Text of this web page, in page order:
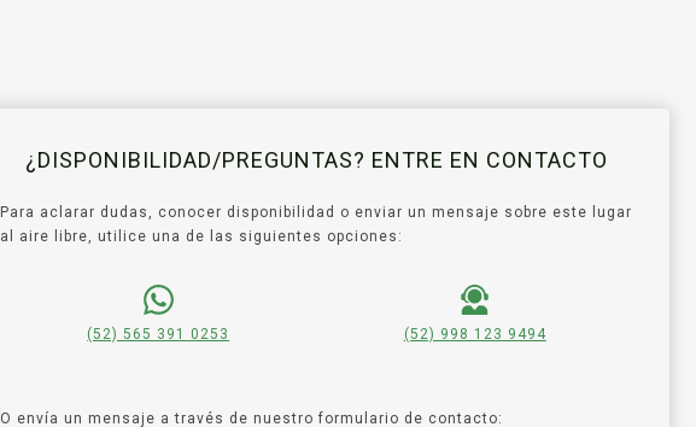
¿DISPONIBILIDAD/PREGUNTAS? ENTRE EN CONTACTO
Para aclarar dudas, conocer disponibilidad o enviar un mensaje sobre este lugar
al aire libre, utilice una de las siguientes opciones:
(52) 565 391 0253 (52) 998 123 9494
O envía un mensaje a través de nuestro formulario de contacto: